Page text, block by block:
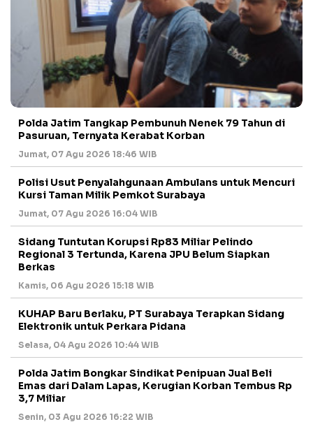
Polda Jatim Tangkap Pembunuh Nenek 79 Tahun di
Pasuruan, Ternyata Kerabat Korban
Jumat, 07 Agu 2026 18:46 WIB
Polisi Usut Penyalahgunaan Ambulans untuk Mencuri
Kursi Taman Milik Pemkot Surabaya
Jumat, 07 Agu 2026 16:04 WIB
Sidang Tuntutan Korupsi Rp83 Miliar Pelindo
Regional 3 Tertunda, Karena JPU Belum Siapkan
Berkas
Kamis, 06 Agu 2026 15:18 WIB
KUHAP Baru Berlaku, PT Surabaya Terapkan Sidang
Elektronik untuk Perkara Pidana
Selasa, 04 Agu 2026 10:44 WIB
Polda Jatim Bongkar Sindikat Penipuan Jual Beli
Emas dari Dalam Lapas, Kerugian Korban Tembus Rp
3,7 Miliar
Senin, 03 Agu 2026 16:22 WIB